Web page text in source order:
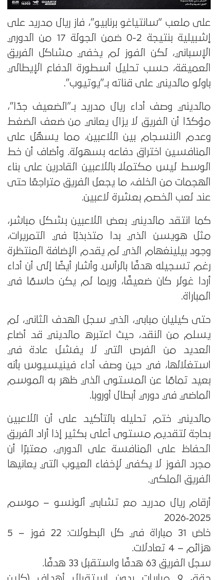
على ملعب “سانتياغو برنابيو”، فاز ريال مدريد على
إشبيلية بنتيجة 2-0 ضمن الجولة 17 من الدوري
الإسباني، لكن الفوز لم يخفي مشاكل الفريق
العميقة، حسب تحليل أسطورة الدفاع الإيطالي
باولو مالديني على قناته بـ”يوتيوب”.
مالديني وصف أداء ريال مدريد بـ”الضعيف جدًا”،
مؤكدًا أن الفريق لا يزال يعاني من ضعف الضغط
وعدم الانسجام بين اللاعبين، مما يسهّل على
المنافسين اختراق دفاعه بسهولة. وأضاف أن خط
الوسط ليس مكتملًا باللاعبين القادرين على بناء
الهجمات من الخلف، ما يجعل الفريق متراجعًا حتى
عند لعب الخصم بعشرة لاعبين.
كما انتقد مالديني بعض اللاعبين بشكل مباشر،
مثل هويسن الذي بدا متذبذبًا في التمريرات،
وجود بيلينغهام الذي لم يقدم الإضافة المنتظرة
رغم تسجيله هدفًا بالرأس. وأشار أيضًا إلى أن أداء
أردا غولر كان ضعيفًا، وربما لم يكن حاسمًا في
المباراة.
حتى كيليان مبابي، الذي سجل الهدف الثاني، لم
يسلم من النقد، حيث اعتبره مالديني قد أضاع
العديد من الفرص التي لا يفشل عادة في
استغلالها، في حين وصف أداء فينيسيوس بأنه
بعيد تمامًا عن المستوى الذي ظهر به الموسم
الماضي في دوري أبطال أوروبا.
مالديني ختم تحليله بالتأكيد على أن اللاعبين
بحاجة لتقديم مستوى أعلى بكثير إذا أراد الفريق
الحفاظ على المنافسة على الدوري، معتبرًا أن
مجرد الفوز لا يكفي لإخفاء العيوب التي يعانيها
الفريق الملكي.
أرقام ريال مدريد مع تشابي ألونسو – موسم
2025‑2026
خاض 31 مباراة في كل البطولات: 22 فوز – 5
هزائم – 4 تعادلات.
سجل الفريق 63 هدفًا واستقبل 33 هدفًا.